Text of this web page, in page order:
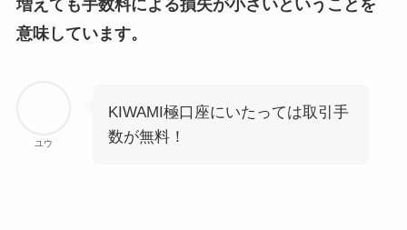
増えても手数料による損失が小さいということを
意味しています。
ユウ
KIWAMI極口座にいたっては取引手
数が無料！